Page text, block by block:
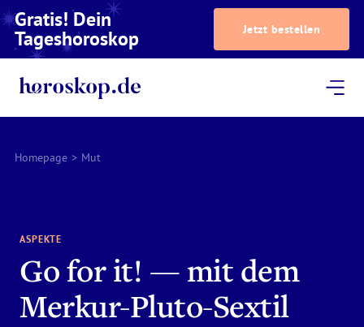
Gratis! Dein
Tageshoroskop Jetzt bestellen
Homepage > Mut
ASPEKTE
Go for it! — mit dem
Merkur-Pluto-Sextil